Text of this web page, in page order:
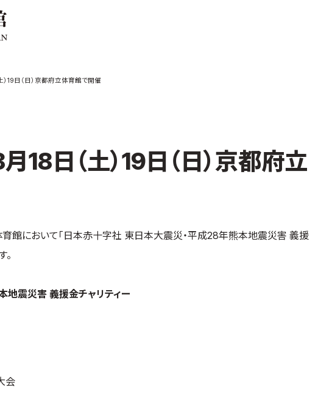
道連盟に公式記録
試合規則
の方へ
一般の部・壮年部
19日（日）京都府立体育館で開催
18日（土）19日（日）京都府立
育館において「日本赤十字社 東日本大震災・平成28年熊本地震災害 義援
地震災害 義援金チャリティー
会